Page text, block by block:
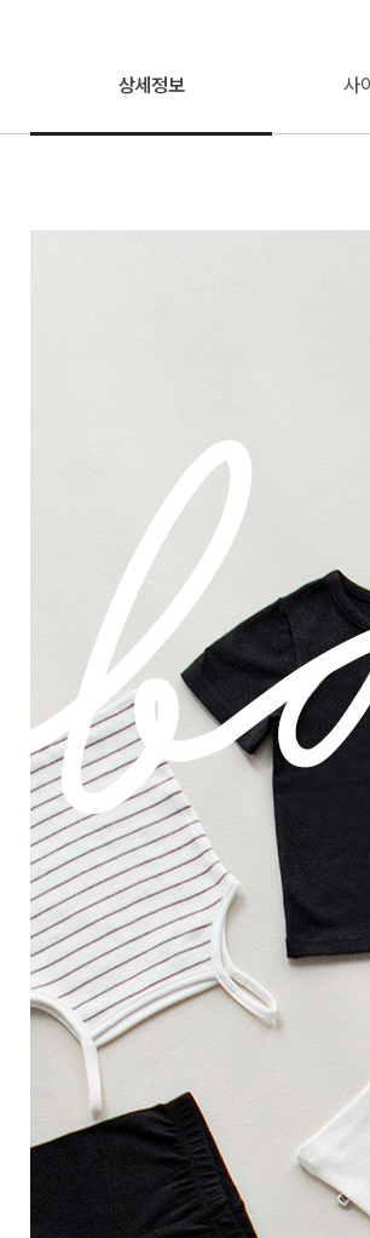
상세정보 사